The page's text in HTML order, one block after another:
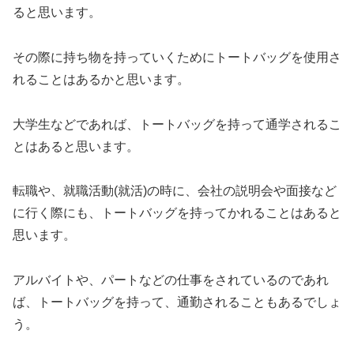
ると思います。
その際に持ち物を持っていくためにトートバッグを使用さ
れることはあるかと思います。
大学生などであれば、トートバッグを持って通学されるこ
とはあると思います。
転職や、就職活動(就活)の時に、会社の説明会や面接など
に行く際にも、トートバッグを持ってかれることはあると
思います。
アルバイトや、パートなどの仕事をされているのであれ
ば、トートバッグを持って、通勤されることもあるでしょ
う。